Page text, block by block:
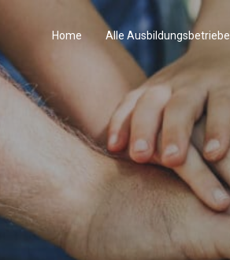
Home Alle Ausbildungsbetriebe